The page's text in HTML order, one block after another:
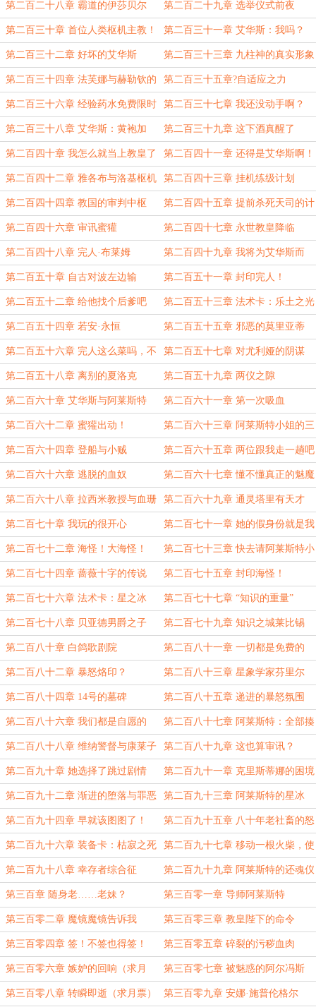
第二百二十八章 霸道的伊莎贝尔 第二百二十九章 选举仪式前夜
第二百三十章 首位人类枢机主教！ 第二百三十一章 艾华斯：我吗？
第二百三十二章 好坏的艾华斯 第二百三十三章 九柱神的真实形象
第二百三十四章 法芙娜与赫勒钦的
孩子
第二百三十五章?自适应之力
第二百三十六章 经验药水免费限时
畅饮
第二百三十七章 我还没动手啊？
第二百三十八章 艾华斯：黄袍加
身？
第二百三十九章 这下酒真醒了
第二百四十章 我怎么就当上教皇了
呢
第二百四十一章 还得是艾华斯啊！
第二百四十二章 雅各布与洛基枢机 第二百四十三章 挂机练级计划
第二百四十四章 教国的审判中枢 第二百四十五章 提前杀死天司的计
划
第二百四十六章 审讯蜜獾 第二百四十七章 永世教皇降临
第二百四十八章 完人·布莱姆 第二百四十九章 我将为艾华斯而
战！
第二百五十章 自古对波左边输 第二百五十一章 封印完人！
第二百五十二章 给他找个后爹吧 第二百五十三章 法术卡：乐土之光
第二百五十四章 若安·永恒 第二百五十五章 邪恶的莫里亚蒂
（求月票！）
第二百五十六章 完人这么菜吗，不
应该啊
第二百五十七章 对尤利娅的阴谋
第二百五十八章 离别的夏洛克 第二百五十九章 两仪之隙
第二百六十章 艾华斯与阿莱斯特 第二百六十一章 第一次吸血
第二百六十二章 蜜獾出动！ 第二百六十三章 阿莱斯特小姐的三
重身份
第二百六十四章 登船与小贼 第二百六十五章 两位跟我走一趟吧
第二百六十六章 逃脱的血奴 第二百六十七章 懂不懂真正的魅魔
啊
第二百六十八章 拉西米教授与血珊
瑚
第二百六十九章 通灵塔里有天才
第二百七十章 我玩的很开心 第二百七十一章 她的假身份就是我
做的
第二百七十二章 海怪！大海怪！ 第二百七十三章 快去请阿莱斯特小
姐！
第二百七十四章 蔷薇十字的传说 第二百七十五章 封印海怪！
第二百七十六章 法术卡：星之冰 第二百七十七章 “知识的重量”
第二百七十八章 贝亚德男爵之子 第二百七十九章 知识之城莱比锡
第二百八十章 白鸽歌剧院 第二百八十一章 一切都是免费的
第二百八十二章 暴怒烙印？ 第二百八十三章 星象学家芬里尔
第二百八十四章 14号的墓碑 第二百八十五章 递进的暴怒氛围
第二百八十六章 我们都是自愿的 第二百八十七章 阿莱斯特：全部揍
一遍！
第二百八十八章 维纳警督与康莱子
爵
第二百八十九章 这也算审讯？
第二百九十章 她选择了跳过剧情 第二百九十一章 克里斯蒂娜的困境
第二百九十二章 渐进的堕落与罪恶 第二百九十三章 阿莱斯特的星冰
乐！
第二百九十四章 早就该图图了！ 第二百九十五章 八十年老社畜的怒
火
第二百九十六章 装备卡：枯寂之死 第二百九十七章 移动一根火柴，使
账目变成对的
第二百九十八章 幸存者综合征 第二百九十九章 阿莱斯特的还魂仪
式
第三百章 随身老……老妹？ 第三百零一章 导师阿莱斯特
第三百零二章 魔镜魔镜告诉我 第三百零三章 教皇陛下的命令
第三百零四章 签！不签也得签！ 第三百零五章 碎裂的污秽血肉
第三百零六章 嫉妒的回响（求月
票！）
第三百零七章 被魅惑的阿尔冯斯
第三百零八章 转瞬即逝（求月票） 第三百零九章 安娜·施普伦格尔